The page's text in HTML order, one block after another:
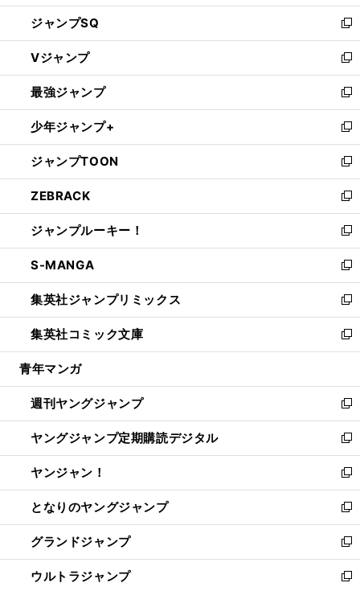
し
い
ウ
ィ
ン
ド
ウ
で
開
く
ジャンプSQ
新
し
い
ウ
ィ
ン
ド
ウ
で
開
く
Vジャンプ
新
し
い
ウ
ィ
ン
ド
ウ
で
開
く
最強ジャンプ
新
し
い
ウ
ィ
ン
ド
ウ
で
開
く
少年ジャンプ+
新
し
い
ウ
ィ
ン
ド
ウ
で
開
く
ジャンプTOON
新
し
い
ウ
ィ
ン
ド
ウ
で
開
く
ZEBRACK
新
し
い
ウ
ィ
ン
ド
ウ
で
開
ジャンプルーキー！
新
し
い
ウ
ィ
ン
ド
ウ
開
く
S-MANGA
新
し
い
ウ
ィ
ン
ウ
で
開
く
集英社ジャンプリミックス
新
し
い
ウ
ン
ド
ウ
で
開
く
集英社コミック文庫
新
し
ウ
ィ
ン
ド
ウ
で
開
く
青年マンガ
週刊ヤングジャンプ
新
し
い
ウ
ィ
ン
ド
ウ
で
開
く
ヤングジャンプ定期購読デジタル
新
し
い
ウ
ィ
ン
ド
ウ
で
ヤンジャン！
新
し
い
ウ
ィ
ン
ド
となりのヤングジャンプ
新
し
い
ウ
ィ
グランドジャンプ
新
し
い
ウルトラジャンプ
新